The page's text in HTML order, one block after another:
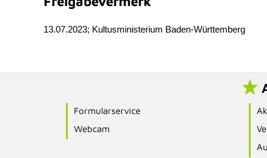
13.07.2023; Kultusministerium Baden-Württemberg
Formularservice
Webcam